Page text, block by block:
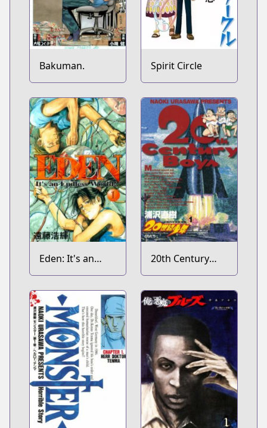
Bakuman. Spirit Circle
Eden: It's an
Endless World!
20th Century
Boys